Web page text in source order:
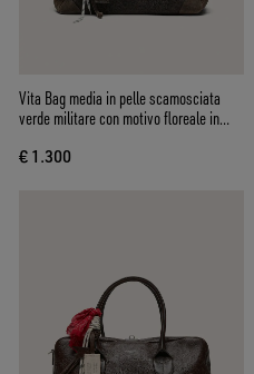
Vita Bag media in pelle scamosciata
verde militare con motivo floreale in
€ 1.300